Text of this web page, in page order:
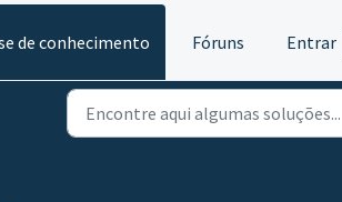
de conhecimento Fóruns Entrar